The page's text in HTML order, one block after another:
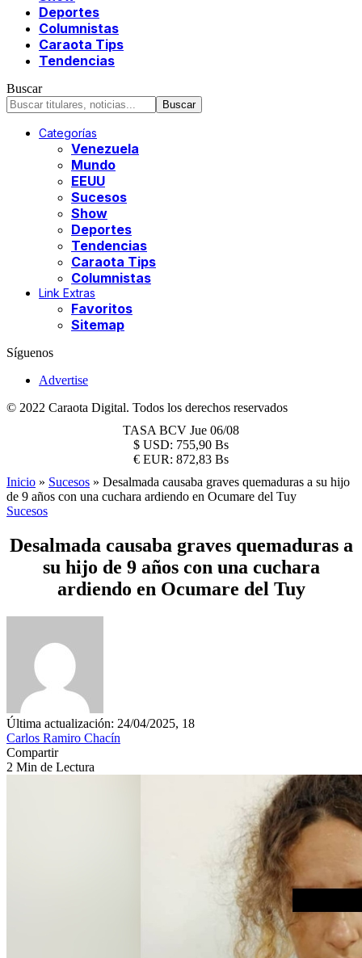
Deportes
Columnistas
Caraota Tips
Tendencias
Buscar
Categorías
Venezuela
Mundo
EEUU
Sucesos
Show
Deportes
Tendencias
Caraota Tips
Columnistas
Link Extras
Favoritos
Sitemap
Síguenos
Advertise
© 2022 Caraota Digital. Todos los derechos reservados
TASA BCV Jue 06/08
$ USD: 755,90 Bs
€ EUR: 872,83 Bs
Inicio » Sucesos » Desalmada causaba graves quemaduras a su hijo
de 9 años con una cuchara ardiendo en Ocumare del Tuy
Sucesos
Desalmada causaba graves quemaduras a
su hijo de 9 años con una cuchara
ardiendo en Ocumare del Tuy
Última actualización: 24/04/2025, 18
Carlos Ramiro Chacín
Compartir
2 Min de Lectura